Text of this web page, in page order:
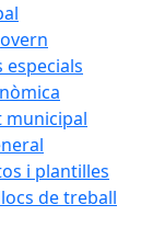
especials
municipal
i plantilles
de treball